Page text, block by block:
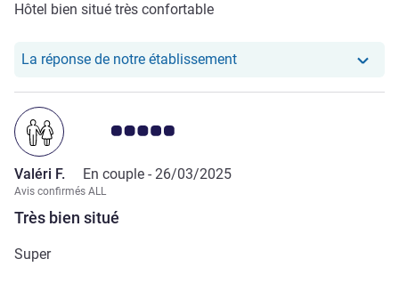
Hôtel bien situé très confortable
La réponse de notre établissementNotre hôtel a repondu au
Très bien situé
Note Avis clients 5.0/5
Valéri F. En couple - 26/03/2025
Avis confirmés ALL
Super